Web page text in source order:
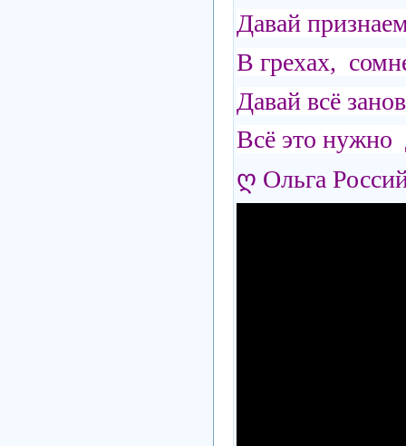
Давай
В грехах,
Давай всё
Всё это
ღ Ольга